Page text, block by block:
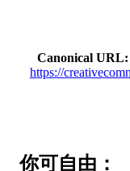
Canonical URL
https://
你可自由：